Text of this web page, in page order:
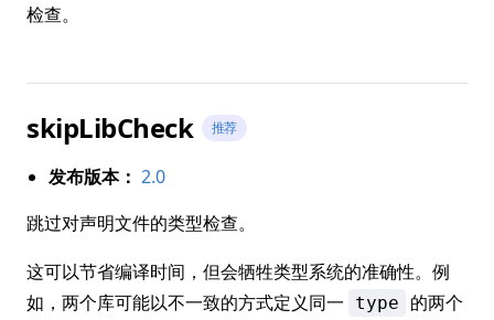
检查。
skipLibCheck 推荐
发布版本： 2.0
跳过对声明文件的类型检查。
这可以节省编译时间，但会牺牲类型系统的准确性。例
如，两个库可能以不一致的方式定义同一
type
的两个